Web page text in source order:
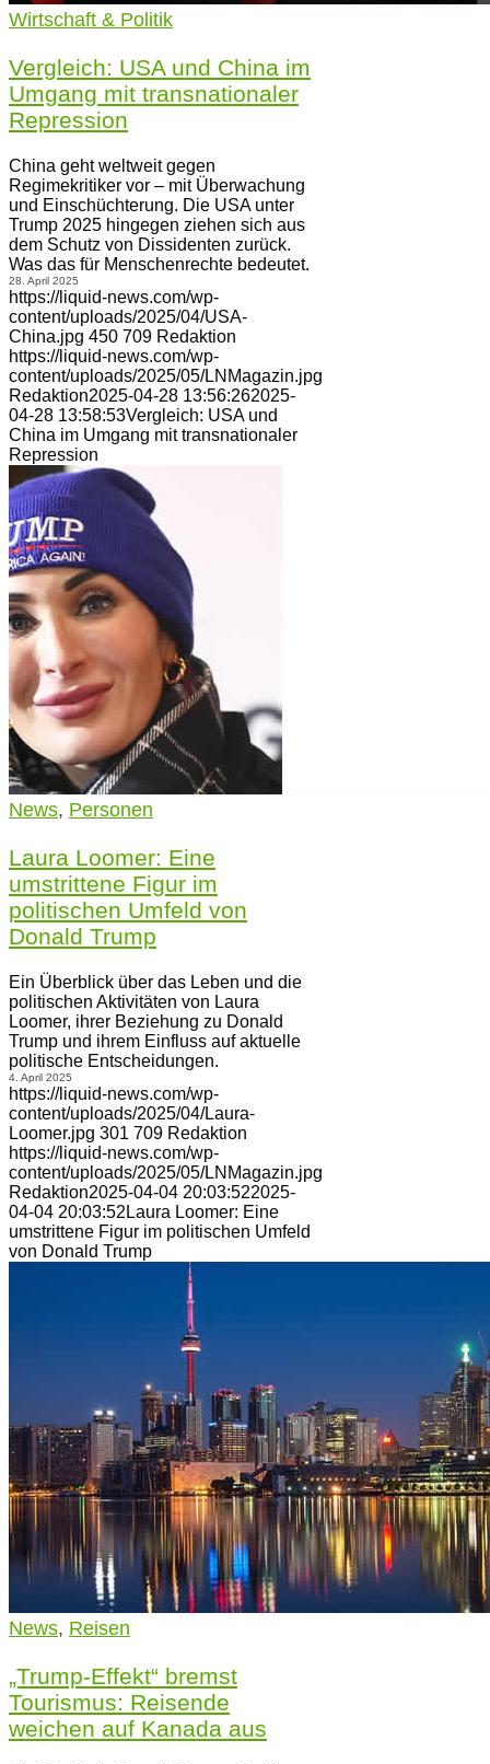
Wirtschaft & Politik
Vergleich: USA und China im
Umgang mit transnationaler
Repression
China geht weltweit gegen
Regimekritiker vor – mit Überwachung
und Einschüchterung. Die USA unter
Trump 2025 hingegen ziehen sich aus
dem Schutz von Dissidenten zurück.
Was das für Menschenrechte bedeutet.
28. April 2025
https://liquid-news.com/wp-
content/uploads/2025/04/USA-
China.jpg 450 709 Redaktion
https://liquid-news.com/wp-
content/uploads/2025/05/LNMagazin.jpg
Redaktion2025-04-28 13:56:262025-
04-28 13:58:53Vergleich: USA und
China im Umgang mit transnationaler
Repression
News, Personen
Laura Loomer: Eine
umstrittene Figur im
politischen Umfeld von
Donald Trump
Ein Überblick über das Leben und die
politischen Aktivitäten von Laura
Loomer, ihrer Beziehung zu Donald
Trump und ihrem Einfluss auf aktuelle
politische Entscheidungen.
4. April 2025
https://liquid-news.com/wp-
content/uploads/2025/04/Laura-
Loomer.jpg 301 709 Redaktion
https://liquid-news.com/wp-
content/uploads/2025/05/LNMagazin.jpg
Redaktion2025-04-04 20:03:522025-
04-04 20:03:52 Laura Loomer: Eine
umstrittene Figur im politischen Umfeld
von Donald Trump
News, Reisen
„Trump-Effekt“ bremst
Tourismus: Reisende
weichen auf Kanada aus